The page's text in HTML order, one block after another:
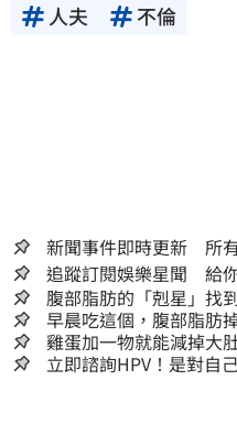
人夫
不倫
新聞事件即時更新 所
追蹤訂閱娛樂星聞 給
腹部脂肪的「剋星」找
囊，瘦出小蠻腰
早晨吃這個，腹部脂肪
雞蛋加一物就能減掉大
你懷疑人生！
立即諮詢HPV！是對自